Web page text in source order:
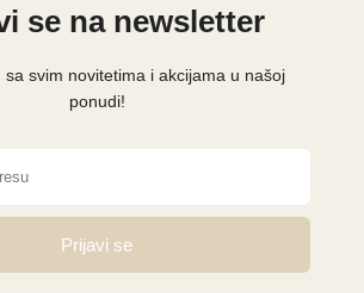
se na newsletter
sa svim novitetima i akcijama u našoj
ponudi!
Prijavi se